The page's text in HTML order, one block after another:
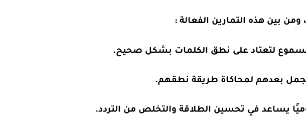
ومن بين هذه التمارين الفعالة :